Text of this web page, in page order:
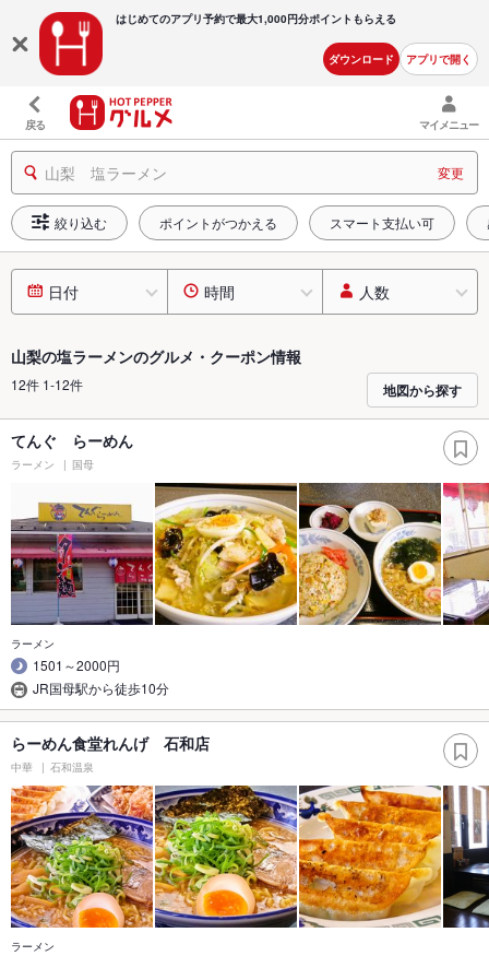
はじめてのアプリ予約で最大1,000円分ポイントもらえる
ダウンロード アプリで開く
戻る マイメニュー
山梨 塩ラーメン 変更
絞り込む ポイントがつかえる スマート支払い可
日付 時間 人数
山梨の塩ラーメンのグルメ・クーポン情報
12件 1-12件 地図から探す
てんぐ らーめん
ラーメン 国母
ラーメン
1501～2000円
JR国母駅から徒歩10分
らーめん食堂れんげ 石和店
中華 石和温泉
ラーメン